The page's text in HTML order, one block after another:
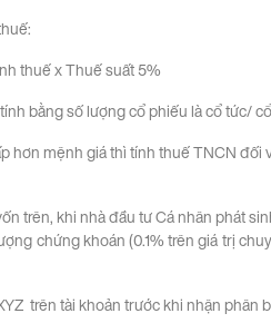
thuế x Thuế suất 5%
bằng số lượng cổ phiếu là cổ tức/
hơn mệnh giá thì tính thuế TNCN
trên, khi nhà đầu tư Cá nhân phát
chứng khoán (0.1% trên giá trị
trên tài khoản trước khi nhận phân